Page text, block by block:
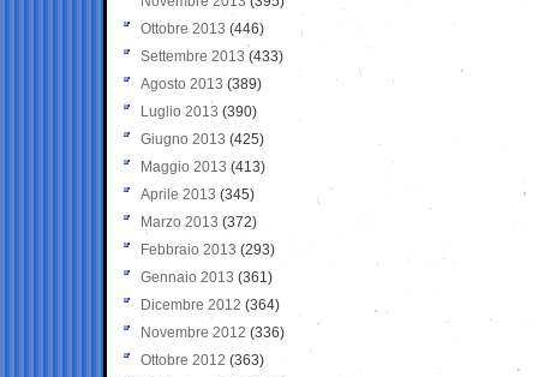
Ottobre 2013 (446)
Settembre 2013 (433)
Agosto 2013 (389)
Luglio 2013 (390)
Giugno 2013 (425)
Maggio 2013 (413)
Aprile 2013 (345)
Marzo 2013 (372)
Febbraio 2013 (293)
Gennaio 2013 (361)
Dicembre 2012 (364)
Novembre 2012 (336)
Ottobre 2012 (363)